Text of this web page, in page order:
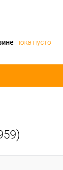
пока пусто